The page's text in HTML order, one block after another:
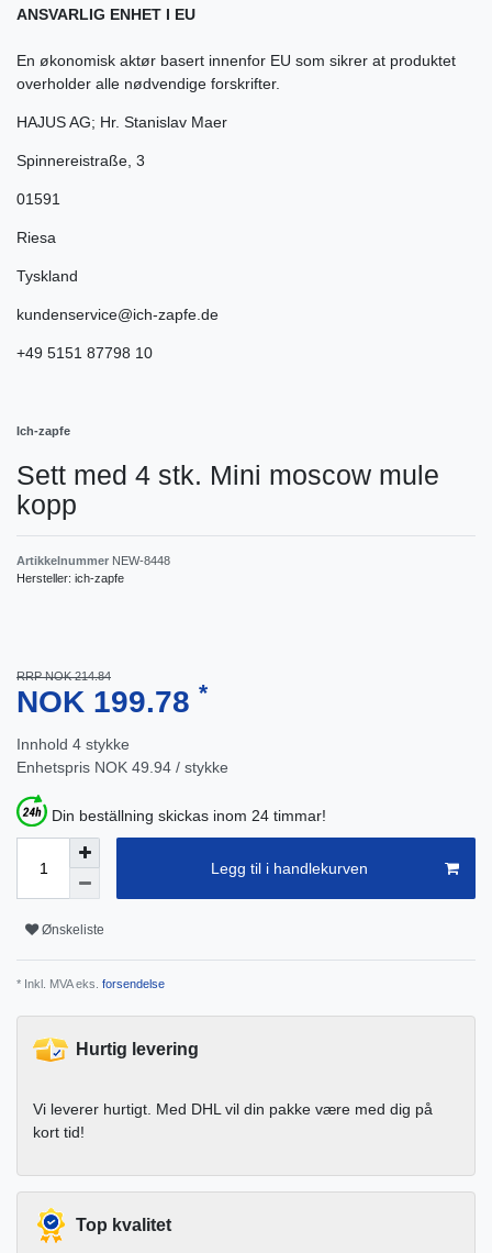
ANSVARLIG ENHET I EU
En økonomisk aktør basert innenfor EU som sikrer at produktet
overholder alle nødvendige forskrifter.
HAJUS AG; Hr. Stanislav Maer
Spinnereistraße 3
01591
Riesa
Tyskland
kundenservice@ich-zapfe.de
+49 5151 87798 10
Ich-zapfe
Sett med 4 stk. Mini moscow mule
kopp
Artikkelnummer NEW-8448
Hersteller: ich-zapfe
RRP NOK 214.84
NOK 199.78 *
Innhold 4 stykke
Enhetspris NOK 49.94 / stykke
Din beställning skickas inom 24 timmar!
Legg til i handlekurven
Ønskeliste
* Inkl. MVA eks. forsendelse
Hurtig levering
Vi leverer hurtigt. Med DHL vil din pakke være med dig på
kort tid!
Top kvalitet